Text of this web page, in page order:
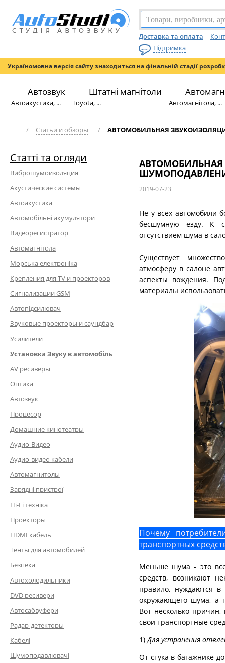
Доставка та оплата
Підтримка
Україномовна версія сайту знаходиться на фінальній стадії
Автозвук
Автоакустика, ...
Штатні магнітоли
Toyota, ... Автомагнітола, ...
/ Статьи и обзоры / АВТОМОБИЛЬНАЯ
Статті та огляди
Виброшумоизоляция
Акустические системы
Автоакустика
Автомобільні акумулятори
Видеорегистратор
Автомагнітола
Морська електроніка
Крепления для TV и проекторов
Сигнализации GSM
Автопідсилювач
Звуковые проекторы и саундбар
Усилители
Установка Звуку в автомобіль
AV ресиверы
Оптика
Автозвук
Процесор
Домашние кинотеатры
Аудио-Видео
Аудио-видео кабели
Автомагнитолы
Зарядні пристрої
Hi-Fi техніка
Проекторы
HDMI кабель
Тенты для автомобилей
Безпека
Автохолодильники
DVD ресивери
Автосабвуфери
Радар-детекторы
Кабелі
Шумоподавлювачі
2019-07-23
Не у всех автомобили
бесшумную езду. К
отсутствием шума в
Существует
атмосферу в салоне
аспекты вождения.
материалы
Почему
транспортных
Меньше шума - это
средств, возникают
правило, нуждаются
окружающего шума, а
Вот несколько
свои транспортные
1)Для устранения
От стука в багажнике